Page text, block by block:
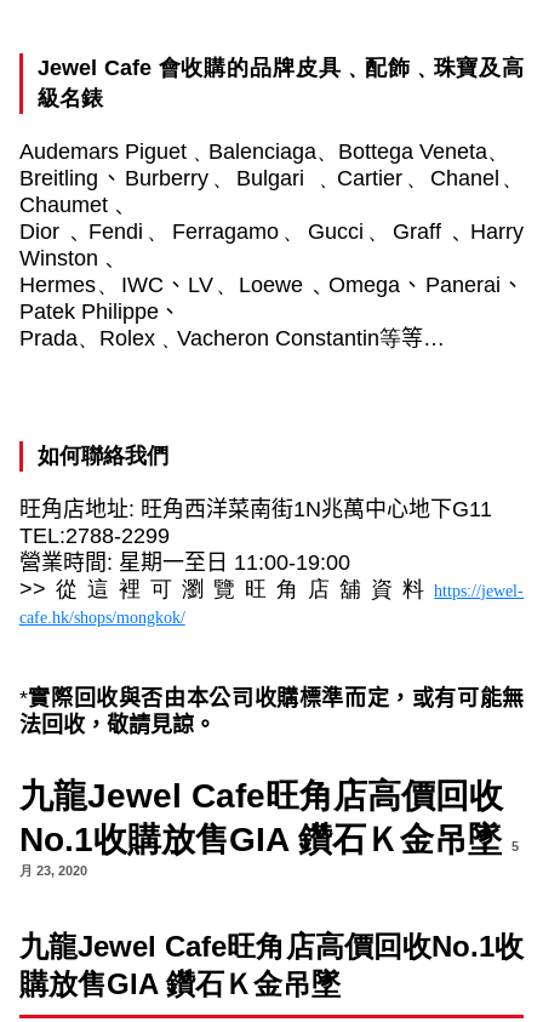
Jewel Cafe 會收購的品牌皮具﹑配飾﹑珠寶及高
級名錶
Audemars Piguet﹑ Balenciaga、 Bottega Veneta、
Breitling 、 Burberry 、 Bulgari Cartier 、 Chanel 、
Chaumet﹑
Dior﹑Fendi 、 Ferragamo、 Gucci 、 Graff﹑Harry
Winston﹑
Hermes、 IWC 、 LV 、 Loewe﹑Omega 、 Panerai 、
Patek Philippe、
Prada、 Rolex﹑ Vacheron Constantin等等…
如何聯絡我們
旺角店地址: 旺角西洋菜南街1N兆萬中心地下G11
TEL:2788-2299
營業時間: 星期一至日 11:00-19:00
>> 從這裡可瀏覽旺角店舖資料https://jewel-
cafe.hk/shops/mongkok/
*實際回收與否由本公司收購標準而定，或有可能無
法回收，敬請見諒。
九龍Jewel Cafe旺角店高價回收
No.1收購放售GIA 鑽石Ｋ金吊墜
5
月 23, 2020
九龍Jewel Cafe旺角店高價回收No.1收
購放售GIA 鑽石Ｋ金吊墜